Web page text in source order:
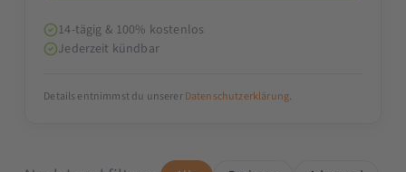
14-tägig & 100% kostenlos
Jederzeit kündbar
Details entnimmst du unsererDatenschutzerklärung.